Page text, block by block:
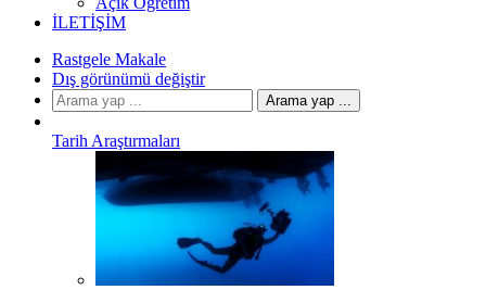
İLETIŞIM
Rastgele Makale
Dış görünümü değiştir
Arama yap ...
Tarih Araştırmaları